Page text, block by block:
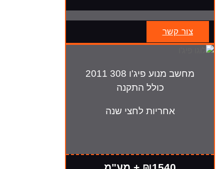
צור קשר
מחשב מנוע פיג'ו 308 2011
כולל התקנה
אחריות לחצי שנה